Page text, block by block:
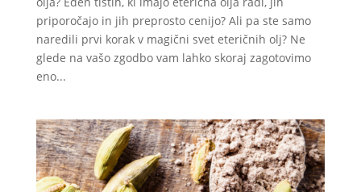
priporočajo in jih preprosto cenijo? Ali pa ste samo
naredili prvi korak v magični svet eteričnih olj? Ne
glede na vašo zgodbo vam lahko skoraj zagotovimo
eno...